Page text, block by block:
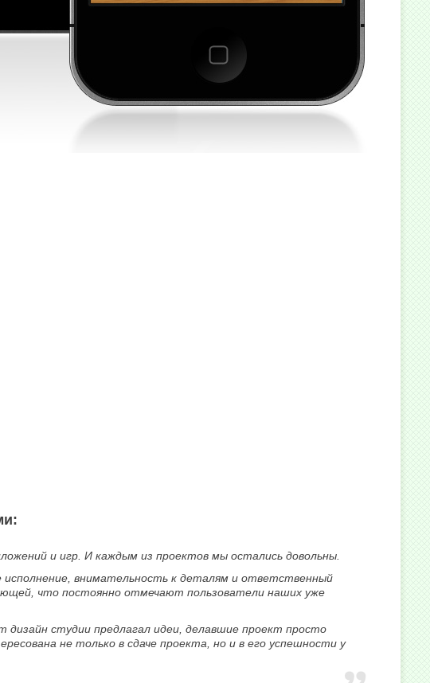
и игр. И каждым из проектов мы остались довольны.
внимательность к деталям и ответственный
что постоянно отмечают пользователи наших уже
студии предлагал идеи, делавшие проект просто
не только в сдаче проекта, но и в его успешности у